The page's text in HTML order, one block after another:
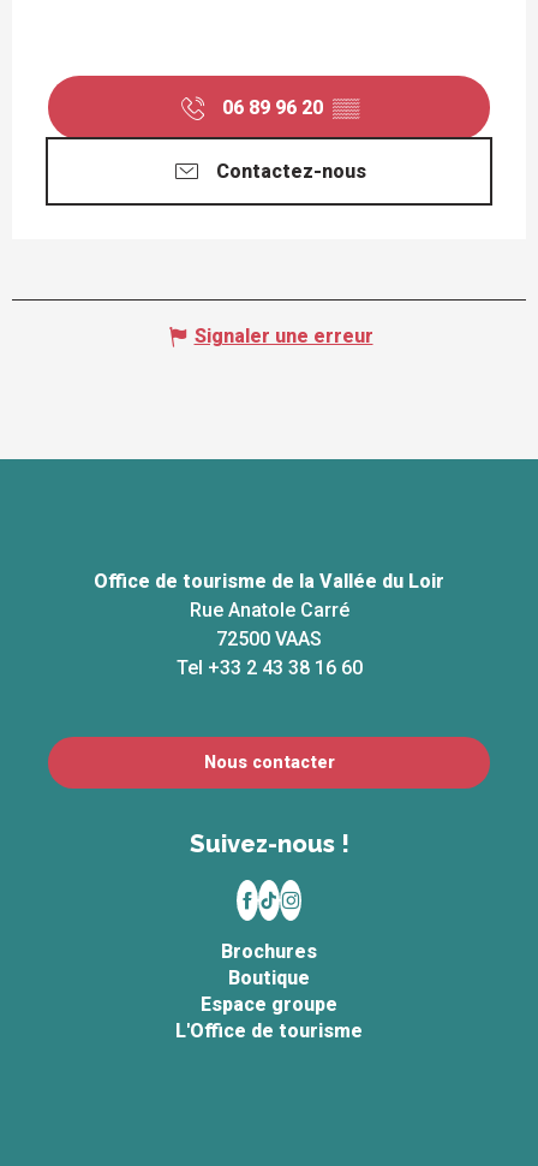
06 89 96 20 ▒▒
Contactez-nous
Signaler une erreur
Office de tourisme de la Vallée du Loir
Rue Anatole Carré
72500 VAAS
Tel +33 2 43 38 16 60
Nous contacter
Suivez-nous !
Brochures
Boutique
Espace groupe
L'Office de tourisme